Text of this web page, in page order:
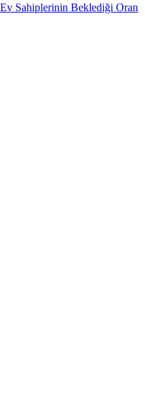
Sahiplerinin Beklediği Oran